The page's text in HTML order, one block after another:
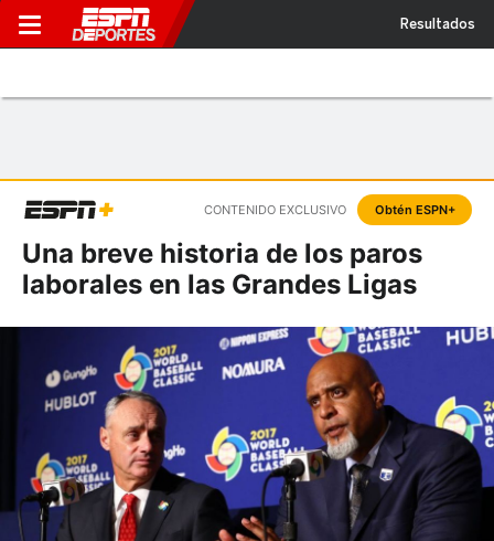
Resultados
CONTENIDO EXCLUSIVO Obtén ESPN+
Una breve historia de los paros
laborales en las Grandes Ligas